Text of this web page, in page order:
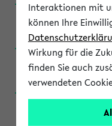
Anglistik: British and
(Einschreibung bis
Anglistik: British
(Einschreibung bis
Anglistik: British and
(Einschreibung bis
Interaktionen mit
können Ihre
Wirkung für die
finden Sie auch
verwendeten